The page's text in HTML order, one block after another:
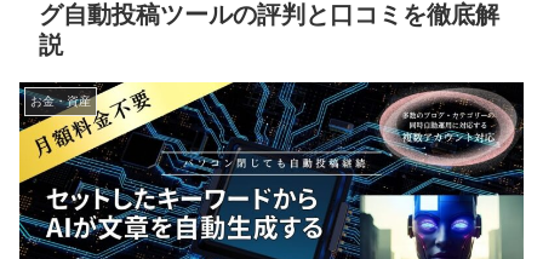
グ自動投稿ツールの評判と口コミを徹底解
説
お金・資産